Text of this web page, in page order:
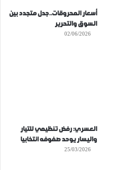
أسعار المحروقات..جدل متجدد بين
السوق والتحرير
02/06/2026
العسري: رفض تنظيمي للتيار
واليسار يوحد صفوفه انتخابيا
25/03/2026